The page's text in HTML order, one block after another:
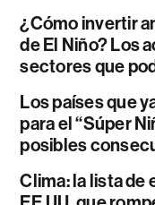
¿Cómo invertir
de El Niño? Los
sectores que
Los países que
para el “Súper
posibles
Clima: la lista de